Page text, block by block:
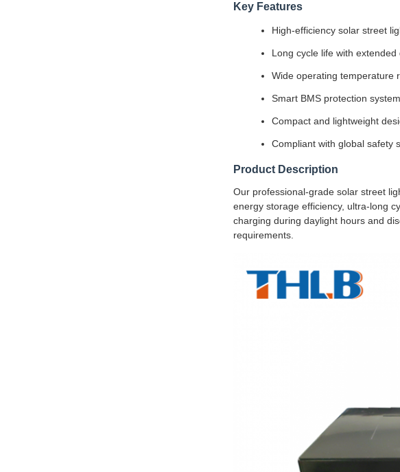
Key Features
High-efficiency solar street
Long cycle life with extended
Wide operating temperature
Smart BMS protection system
Compact and lightweight
Compliant with global safety
Product Description
Our professional-grade solar street
energy storage efficiency, ultra-long
charging during daylight hours and
requirements.